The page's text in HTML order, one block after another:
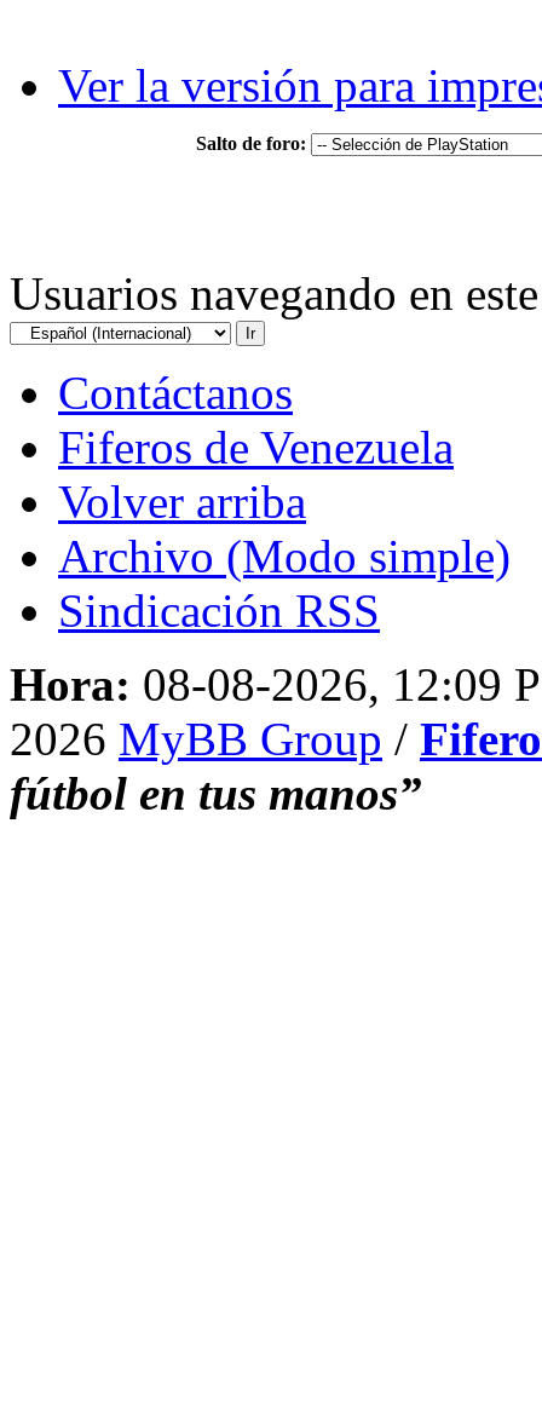
Ver la versión para
Salto de foro:
Usuarios navegando en
Contáctanos
Fiferos de Venezuela
Volver arriba
Archivo (Modo simple)
Sindicación RSS
Hora: 08-08-2026, 12:09
2026 MyBB Group /
fútbol en tus manos”